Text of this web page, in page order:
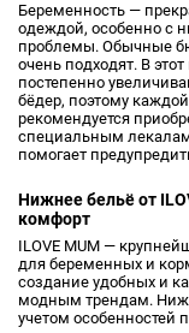
Беременность —
одеждой, особенно с
проблемы. Обычные
очень подходят. В
постепенно
бёдер, поэтому
рекомендуется
специальным
помогает
Нижнее бельё от
комфорт
ILOVE MUM —
для беременных и
создание удобных и
модным трендам.
учетом особенностей